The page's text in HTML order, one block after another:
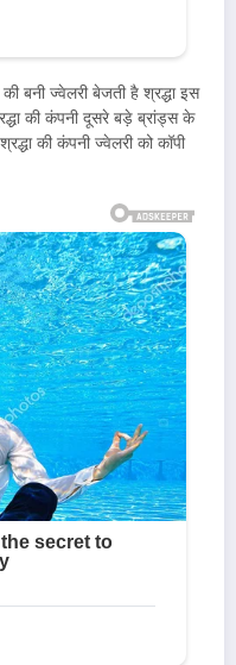
बनी ज्वेलरी बेजती है श्रद्धा इस
की कंपनी दूसरे बड़े ब्रांड्स के
की कंपनी ज्वेलरी को कॉपी